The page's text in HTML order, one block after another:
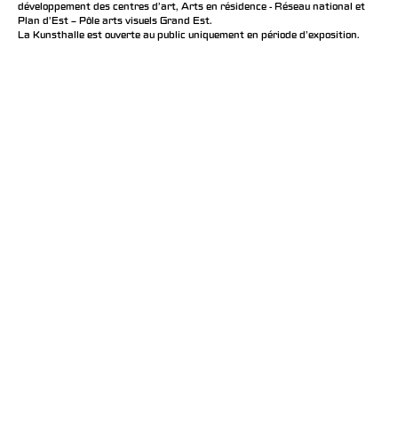
développement des centres d'art, Arts en résidence - Réseau national et
Plan d’Est – Pôle arts visuels Grand Est.
La Kunsthalle est ouverte au public uniquement en période d'exposition.